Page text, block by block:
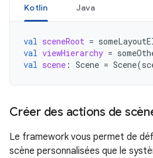
Kotlin Java
val sceneRoot =
val viewHierarchy =
val scene : Scene = Scene(
Créer des actions de
Le framework vous permet de
scène personnalisées que le